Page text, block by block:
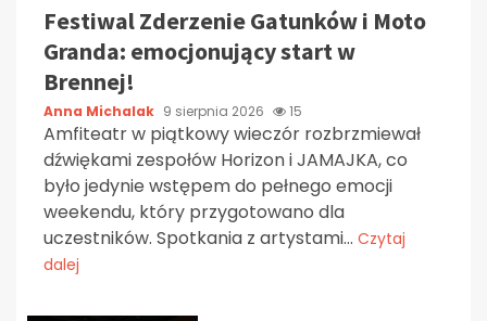
Festiwal Zderzenie Gatunków i Moto
Granda: emocjonujący start w
Brennej!
Anna Michalak 9 sierpnia 2026 15
Amfiteatr w piątkowy wieczór rozbrzmiewał
dźwiękami zespołów Horizon i JAMAJKA, co
było jedynie wstępem do pełnego emocji
weekendu, który przygotowano dla
uczestników. Spotkania z artystami... Czytaj
dalej